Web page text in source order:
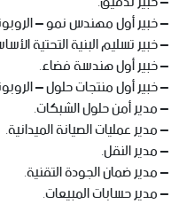
– خبير أول مهندس نمو –
– خبير تسليم البنية التحتية
– خبير أول هندسة فضاء.
– خبير أول منتجات حلول –
– مدير أمن حلول الشبكات.
– مدير عمليات الصيانة الميدانية.
– مدير النقل.
– مدير ضمان الجودة التقنية.
– مدير حسابات المبيعات.